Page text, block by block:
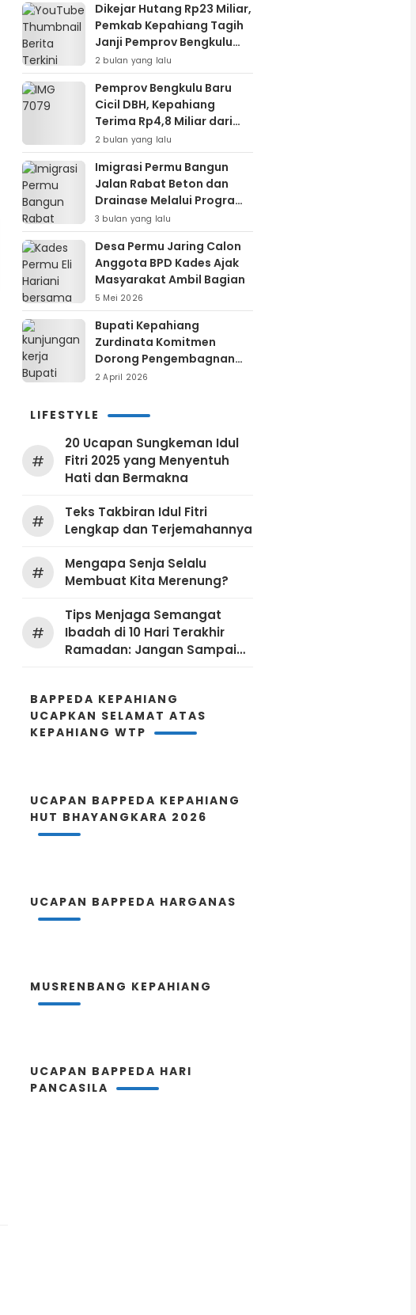
Dikejar Hutang Rp23 Miliar,
Pemkab Kepahiang Tagih
Janji Pemprov Bengkulu
Cairkan DBH
2 bulan yang lalu
Pemprov Bengkulu Baru
Cicil DBH, Kepahiang
Terima Rp4,8 Miliar dari
Piutang Rp24 Miliar
2 bulan yang lalu
Imigrasi Permu Bangun
Jalan Rabat Beton dan
Drainase Melalui Program
Padat Karya Tunai
3 bulan yang lalu
Desa Permu Jaring Calon
Anggota BPD Kades Ajak
Masyarakat Ambil Bagian
5 Mei 2026
Bupati Kepahiang
Zurdinata Komitmen
Dorong Pengembagnan
Energi Terbarukan,
PLN Pusat
2 April 2026
LIFESTYLE
#
20 Ucapan Sungkeman Idul
Fitri 2025 yang Menyentuh
Hati dan Bermakna
#
Teks Takbiran Idul Fitri
Lengkap dan Terjemahannya
#
Mengapa Senja Selalu
Membuat Kita Merenung?
#
Tips Menjaga Semangat
Ibadah di 10 Hari Terakhir
Ramadan: Jangan Sampai
BAPPEDA KEPAHIANG
UCAPKAN SELAMAT ATAS
KEPAHIANG WTP
UCAPAN BAPPEDA KEPAHIANG
HUT BHAYANGKARA 2026
UCAPAN BAPPEDA HARGANAS
MUSRENBANG KEPAHIANG
UCAPAN BAPPEDA HARI
PANCASILA